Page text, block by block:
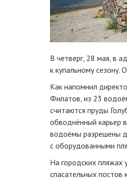
В четверг, 28 мая, в
к купальному
Как напомнил
Филатов, из 23
считаются пруды
обводнённый карьер
водоёмы разрешены
с оборудованными
На городских пляжах
спасательных постов